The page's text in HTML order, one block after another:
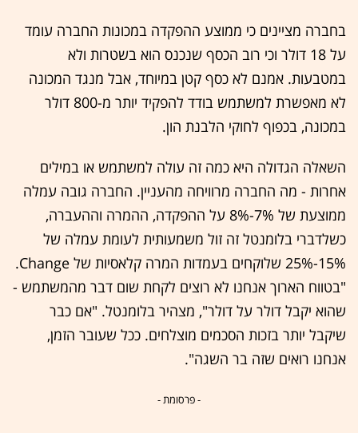
בחברה מציינים כי ממוצע ההפקדה במכונות החברה עומד
על 18 דולר וכי רוב הכסף שנכנס הוא בשטרות ולא
במטבעות. אמנם לא כסף קטן במיוחד, אבל מנגד המכונה
לא מאפשרת למשתמש בודד להפקיד יותר מ-800 דולר
במכונה, בכפוף לחוקי הלבנת הון.
השאלה הגדולה היא כמה זה עולה למשתמש או במילים
אחרות - מה החברה מרוויחה מהעניין. החברה גובה עמלה
ממוצעת של 7%-8% על ההפקדה, ההמרה וההעברה,
כשלדברי בלומנטל זה זול משמעותית לעומת עמלה של
15%-25% שלוקחים בעמדות המרה קלאסיות של Change.
"בטווח הארוך אנחנו לא רוצים לקחת שום דבר מהמשתמש -
שהוא יקבל דולר על דולר", מצהיר בלומנטל. "אם כבר
שיקבל יותר בזכות הסכמים מוצלחים. ככל שעובר הזמן,
אנחנו רואים שזה בר השגה".
- פרסומת -